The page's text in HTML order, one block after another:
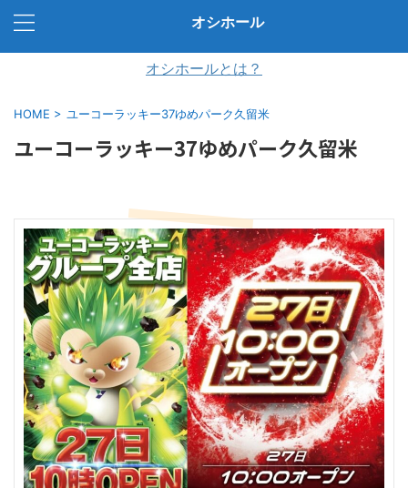
オシホール
オシホールとは？
HOME > ユーコーラッキー37ゆめパーク久留米
ユーコーラッキー37ゆめパーク久留米